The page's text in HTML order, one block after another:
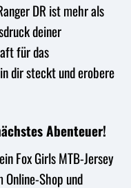
DR ist mehr als
deiner
für das
dir steckt und erobere
Abenteuer!
Fox Girls MTB-Jersey
Online-Shop und